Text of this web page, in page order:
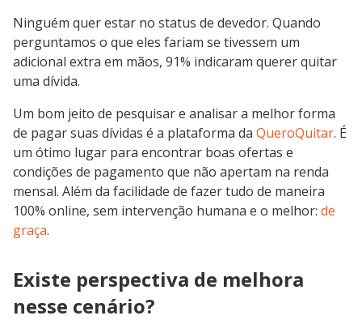
Ninguém quer estar no status de devedor. Quando
perguntamos o que eles fariam se tivessem um
adicional extra em mãos, 91% indicaram querer quitar
uma dívida.
Um bom jeito de pesquisar e analisar a melhor forma
de pagar suas dívidas é a plataforma da QueroQuitar. É
um ótimo lugar para encontrar boas ofertas e
condições de pagamento que não apertam na renda
mensal. Além da facilidade de fazer tudo de maneira
100% online, sem intervenção humana e o melhor: de
graça.
Existe perspectiva de melhora
nesse cenário?